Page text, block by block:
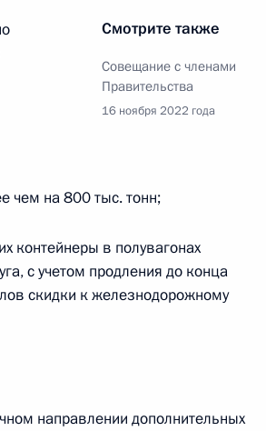
за нарушение
фондов
Смотрите также
Совещание с членами
Правительства
16 ноября 2022 года
чем на 800 тыс. тонн;
контейнеры в полувагонах
с учетом продления до конца
скидки к железнодорожному
направлении дополнительных